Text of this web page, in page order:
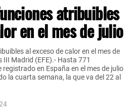
atribuibles
en el mes de julio
al exceso de calor en el mes de
Madrid (EFE).- Hasta 771
en España en el mes de julio
la cuarta semana, la que va del 22 al